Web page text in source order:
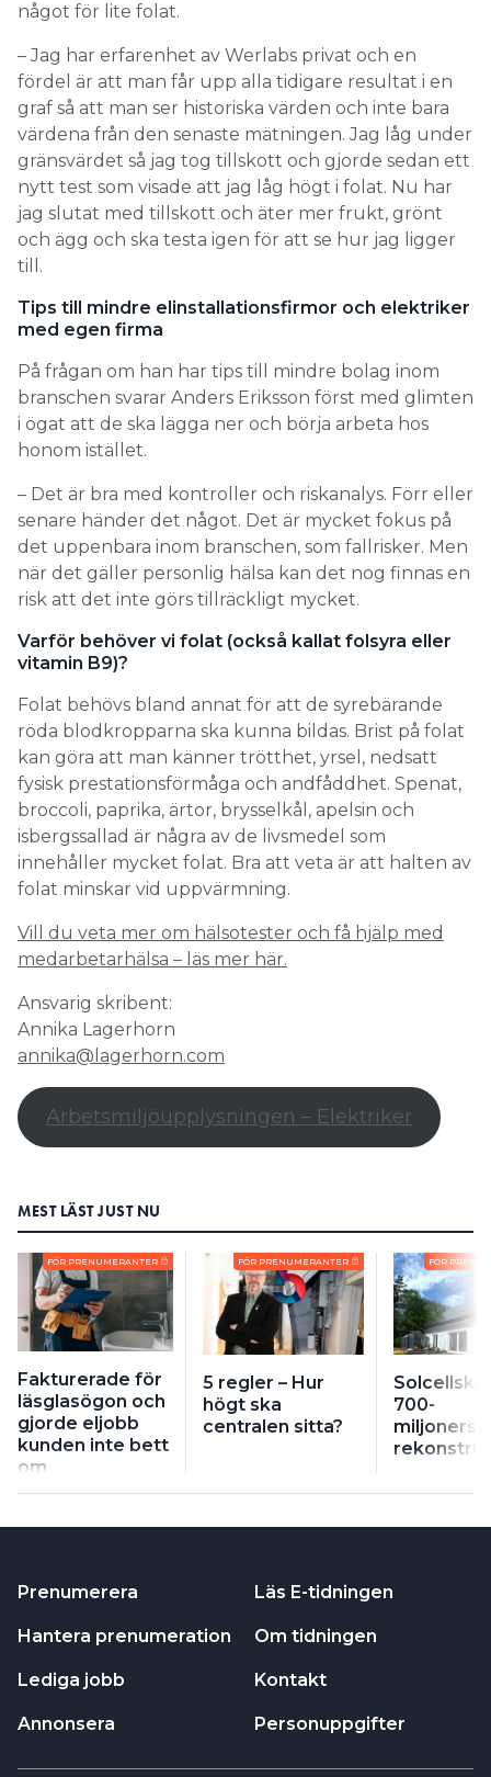
något för lite folat.
– Jag har erfarenhet av Werlabs privat och en
fördel är att man får upp alla tidigare resultat i en
graf så att man ser historiska värden och inte bara
värdena från den senaste mätningen. Jag låg under
gränsvärdet så jag tog tillskott och gjorde sedan ett
nytt test som visade att jag låg högt i folat. Nu har
jag slutat med tillskott och äter mer frukt, grönt
och ägg och ska testa igen för att se hur jag ligger
till.
Tips till mindre elinstallationsfirmor och elektriker
med egen firma
På frågan om han har tips till mindre bolag inom
branschen svarar Anders Eriksson först med glimten
i ögat att de ska lägga ner och börja arbeta hos
honom istället.
– Det är bra med kontroller och riskanalys. Förr eller
senare händer det något. Det är mycket fokus på
det uppenbara inom branschen, som fallrisker. Men
när det gäller personlig hälsa kan det nog finnas en
risk att det inte görs tillräckligt mycket.
Varför behöver vi folat (också kallat folsyra eller
vitamin B9)?
Folat behövs bland annat för att de syrebärande
röda blodkropparna ska kunna bildas. Brist på folat
kan göra att man känner trötthet, yrsel, nedsatt
fysisk prestationsförmåga och andfåddhet. Spenat,
broccoli, paprika, ärtor, brysselkål, apelsin och
isbergssallad är några av de livsmedel som
innehåller mycket folat. Bra att veta är att halten av
folat minskar vid uppvärmning.
Vill du veta mer om hälsotester och få hjälp med
medarbetarhälsa – läs mer här.
Ansvarig skribent:
Annika Lagerhorn
annika@lagerhorn.com
Arbetsmiljöupplysningen – Elektriker
MEST LÄST JUST NU
FÖR PRENUMERANTER
Fakturerade för
läsglasögon och
gjorde eljobb
kunden inte bett
om
FÖR PRENUMERANTER
5 regler – Hur
högt ska
centralen sitta?
FÖR
700-
Prenumerera
Hantera prenumeration
Lediga jobb
Annonsera
Läs E-tidningen
Om tidningen
Kontakt
Personuppgifter